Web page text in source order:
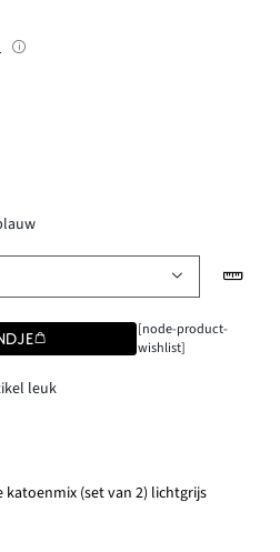
[node-product-
wishlist]
leuk
(set van 2) lichtgrijs